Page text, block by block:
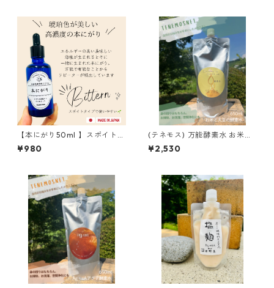
【本にがり50ml 】スポイトタ
イプ
¥980
(テネモス) 万能酵素水 お米と
大豆の酵素水 650ml
¥2,530